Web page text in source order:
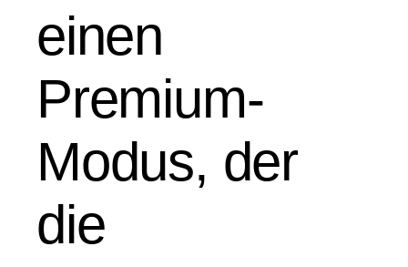
einen
Premium-
Modus, der
die